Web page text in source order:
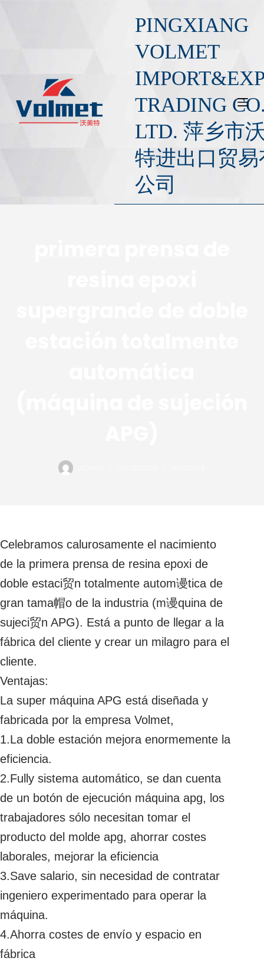
a
PINGXIANG
VOLMET
TRADING
LTD. 萍乡市
特进出口贸易
公司
Celebramos calurosamente el nacimiento
de la primera prensa de resina epoxi de
doble estaci贸n totalmente autom谩tica de
gran tama帽o de la industria (m谩quina de
sujeci贸n APG). Está a punto de llegar a la
fábrica del cliente y crear un milagro para el
cliente.
Ventajas:
La super máquina APG está diseñada y
fabricada por la empresa Volmet,
1.La doble estación mejora enormemente la
eficiencia.
2.Fully sistema automático, se dan cuenta
de un botón de ejecución máquina apg, los
trabajadores sólo necesitan tomar el
producto del molde apg, ahorrar costes
laborales, mejorar la eficiencia
3.Save salario, sin necesidad de contratar
ingeniero experimentado para operar la
máquina.
4.Ahorra costes de envío y espacio en
fábrica